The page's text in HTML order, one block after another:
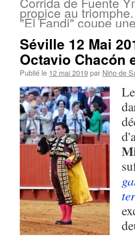
propice au
"El Fandi" coupe
Séville 12 Mai
Octavio Chacón
Publié le 12 mai 2019par Niño de